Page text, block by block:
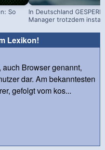
So
In Deutschland
Manager trotzdem
Lexikon!
Browser genannt,
dar. Am bekanntesten
gefolgt vom kos...